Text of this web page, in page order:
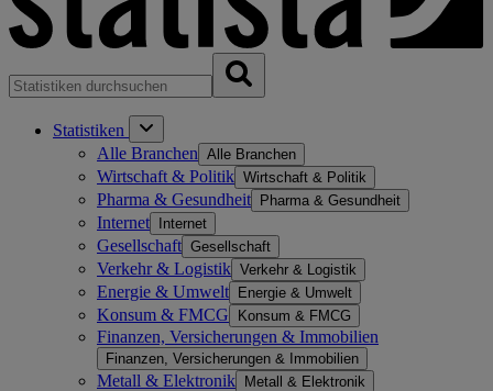
Statistiken
Alle Branchen Alle Branchen
Wirtschaft & Politik Wirtschaft & Politik
Pharma & Gesundheit Pharma & Gesundheit
Internet Internet
Gesellschaft Gesellschaft
Verkehr & Logistik Verkehr & Logistik
Energie & Umwelt Energie & Umwelt
Konsum & FMCG Konsum & FMCG
Finanzen, Versicherungen & Immobilien
Finanzen, Versicherungen & Immobilien
Metall & Elektronik Metall & Elektronik